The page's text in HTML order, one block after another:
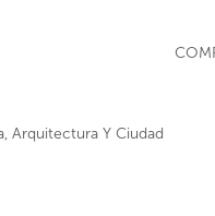
Arquitectura Y Ciudad